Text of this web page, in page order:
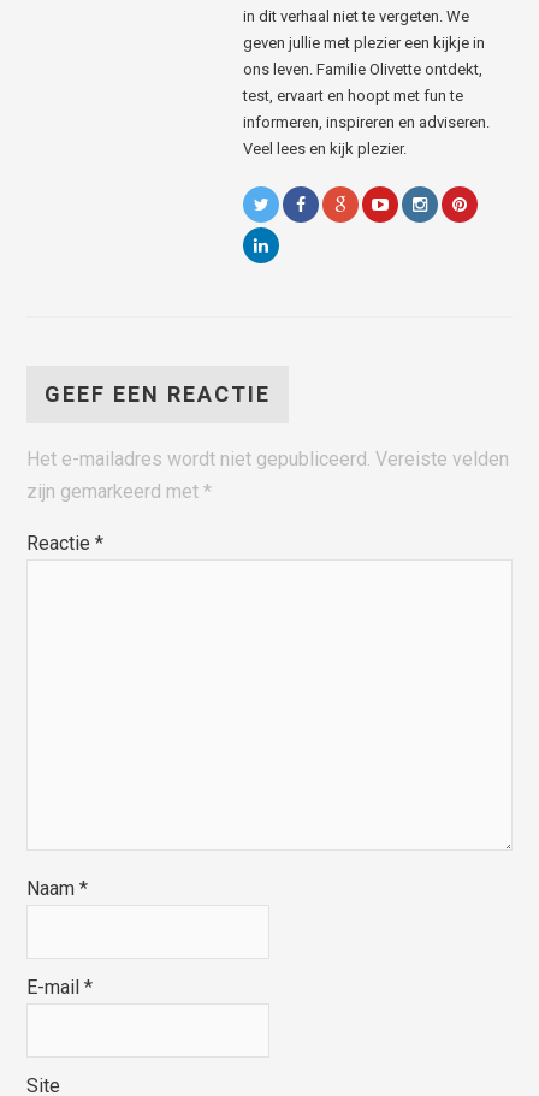
in dit verhaal niet te vergeten. We
geven jullie met plezier een kijkje in
ons leven. Familie Olivette ontdekt,
test, ervaart en hoopt met fun te
informeren, inspireren en adviseren.
Veel lees en kijk plezier.
GEEF EEN REACTIE
Het e-mailadres wordt niet gepubliceerd. Vereiste velden
zijn gemarkeerd met*
Reactie*
Naam*
E-mail*
Site